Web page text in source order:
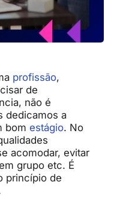
profissão,
de
não é
dedicamos a
bom estágio. No
acomodar, evitar
grupo etc. É
princípio de